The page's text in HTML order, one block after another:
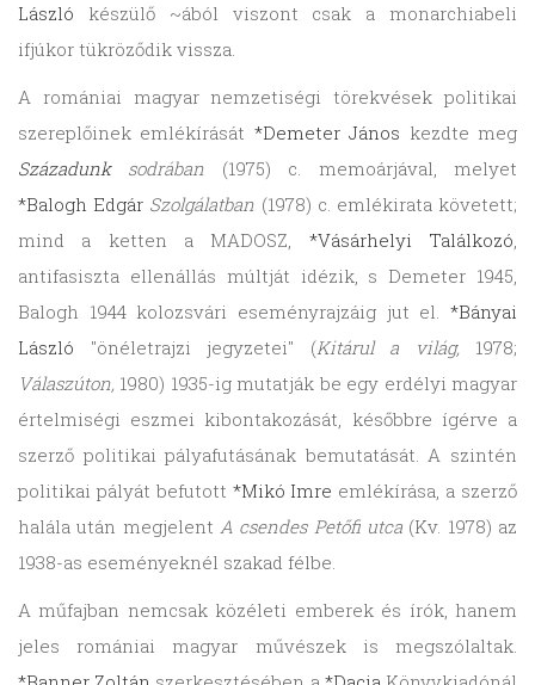
László készülő ~ából viszont csak a monarchiabeli
ifjúkor tükröződik vissza.
A romániai magyar nemzetiségi törekvések politikai
szereplőinek emlékírását *Demeter János kezdte meg
Századunksodrában (1975) c. memoárjával, melyet
*Balogh Edgár Szolgálatban (1978) c. emlékirata követett;
mind a ketten a MADOSZ, *Vásárhelyi Találkozó,
antifasiszta ellenállás múltját idézik, s Demeter 1945,
Balogh 1944 kolozsvári eseményrajzáig jut el. *Bányai
László "önéletrajzi jegyzetei" (Kitárul a világ, 1978;
Válaszúton, 1980) 1935-ig mutatják be egy erdélyi magyar
értelmiségi eszmei kibontakozását, későbbre ígérve a
szerző politikai pályafutásának bemutatását. A szintén
politikai pályát befutott *Mikó Imre emlékírása, a szerző
halála után megjelent A csendes Petőfi utca (Kv. 1978) az
1938-as eseményeknél szakad félbe.
A műfajban nemcsak közéleti emberek és írók, hanem
jeles romániai magyar művészek is megszólaltak.